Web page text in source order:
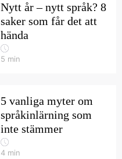
Nytt år – nytt språk? 8
saker som får det att
hända
5 min
5 vanliga myter om
språkinlärning som
inte stämmer
4 min